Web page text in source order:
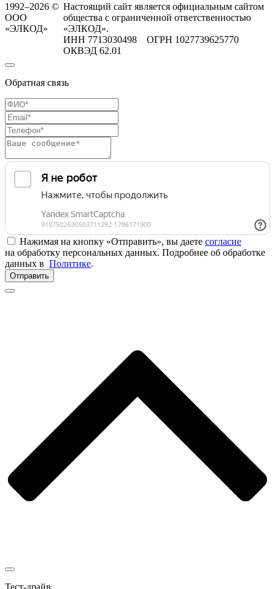
1992–2026 ©
ООО
«ЭЛКОД»
Настоящий сайт является официальным сайтом
общества с ограниченной ответственностью
«ЭЛКОД».
ИНН 7713030498 ОГРН 1027739625770
ОКВЭД 62.01
Обратная связь
Нажимая на кнопку «Отправить», вы даете согласие
на обработку персональных данных. Подробнее об обработке
данных в Политике.
Отправить
Тест-драйв